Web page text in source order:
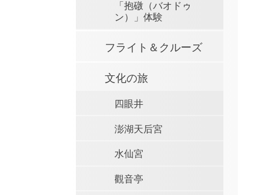
「抱礅（バオドゥ
ン）」体験
フライト＆クルーズ
文化の旅
四眼井
澎湖天后宮
水仙宮
觀音亭